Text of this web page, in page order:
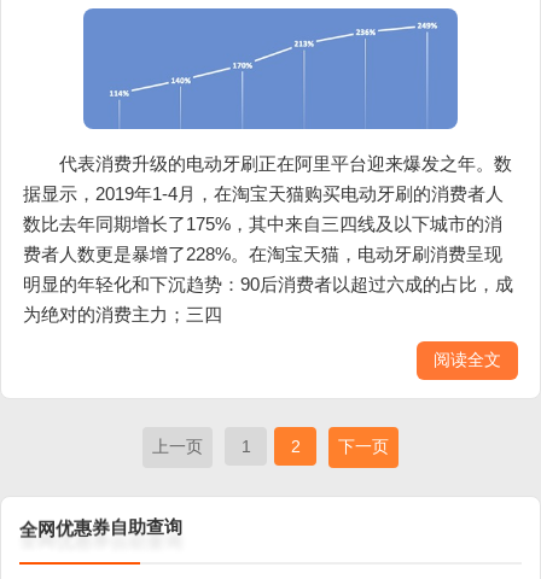
代表消费升级的电动牙刷正在阿里平台迎来爆发之年。数
据显示，2019年1-4月，在淘宝天猫购买电动牙刷的消费者人
数比去年同期增长了175%，其中来自三四线及以下城市的消
费者人数更是暴增了228%。在淘宝天猫，电动牙刷消费呈现
明显的年轻化和下沉趋势：90后消费者以超过六成的占比，成
为绝对的消费主力；三四
阅读全文
上一页 1 2 下一页
全网优惠券自助查询